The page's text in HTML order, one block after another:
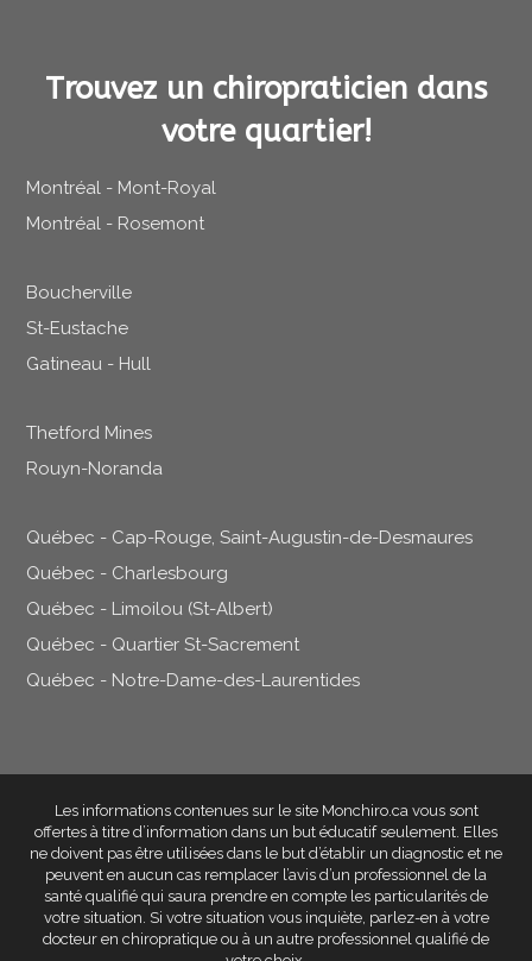
Trouvez un chiropraticien dans
votre quartier!
Montréal - Mont-Royal
Montréal - Rosemont
Boucherville
St-Eustache
Gatineau - Hull
Thetford Mines
Rouyn-Noranda
Québec - Cap-Rouge, Saint-Augustin-de-Desmaures
Québec - Charlesbourg
Québec - Limoilou (St-Albert)
Québec - Quartier St-Sacrement
Québec - Notre-Dame-des-Laurentides
Les informations contenues sur le site Monchiro.ca vous sont
offertes à titre d’information dans un but éducatif seulement. Elles
ne doivent pas être utilisées dans le but d’établir un diagnostic et ne
peuvent en aucun cas remplacer l’avis d’un professionnel de la
santé qualifié qui saura prendre en compte les particularités de
votre situation. Si votre situation vous inquiète, parlez-en à votre
docteur en chiropratique ou à un autre professionnel qualifié de